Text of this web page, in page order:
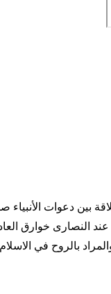
بين دعوات
عند النصارى خوارق
بالروح في